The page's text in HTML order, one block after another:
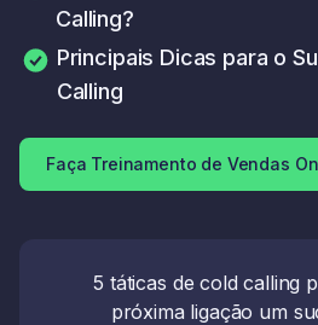
Calling?
Principais Dicas para o
Calling
Faça Treinamento de Vendas
5 táticas de cold calling
próxima ligação um